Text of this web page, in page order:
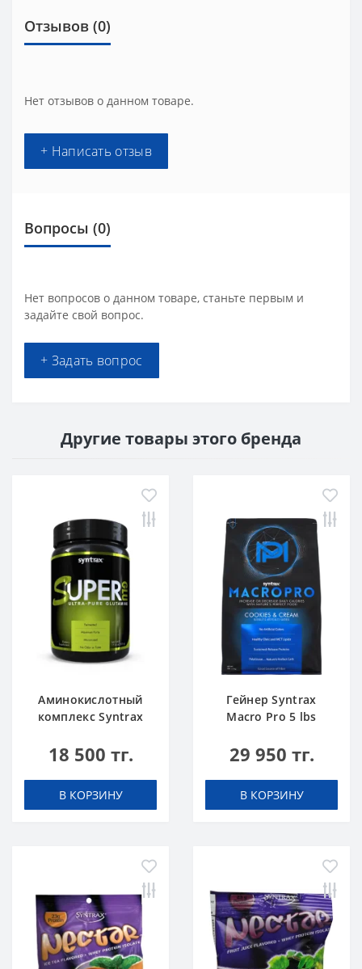
Отзывов (0)
Нет отзывов о данном товаре.
+ Написать отзыв
Вопросы (0)
Нет вопросов о данном товаре, станьте первым и
задайте свой вопрос.
+ Задать вопрос
Другие товары этого бренда
Аминокислотный
комплекс Syntrax
18 500 тг.
В КОРЗИНУ
Гейнер Syntrax
Macro Pro 5 lbs
Сливками 2,3 кг
29 950 тг.
В КОРЗИНУ